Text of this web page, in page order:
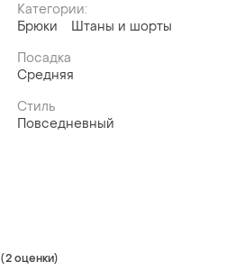
Категории:
Брюки
Штаны и шорты
Посадка
Средняя
Стиль
Повседневный
(2 оценки)